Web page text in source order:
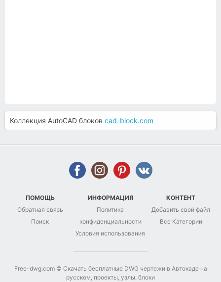
Коллекция AutoCAD блоков cad-block.com
ПОМОЩЬ
Обратная связь
Поиск
ИНФОРМАЦИЯ
Политика
конфиденциальности
Условия использования
КОНТЕНТ
Добавить свой файл
Все Категории
Free-dwg.com © Скачать бесплатные DWG чертежи в Автокаде на
русском, проекты, узлы, блоки